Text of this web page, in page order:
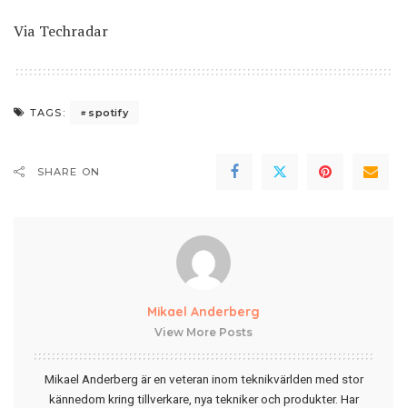
Via Techradar
TAGS: spotify
SHARE ON
Mikael Anderberg
View More Posts
Mikael Anderberg är en veteran inom teknikvärlden med stor
kännedom kring tillverkare, nya tekniker och produkter. Har